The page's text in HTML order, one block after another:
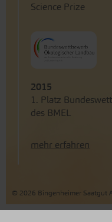
Science Prize
2015
1. Platz
des BMEL
mehr erfahren
© 2026 Bingenheimer Saatgut